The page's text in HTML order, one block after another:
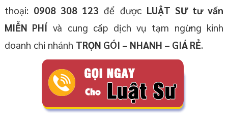
thoại: 0908 308 123 để được LUẬT SƯ tư vấn
MIỄN PHÍ và cung cấp dịch vụ tạm ngừng kinh
doanh chi nhánh TRỌN GÓI – NHANH – GIÁ RẺ.